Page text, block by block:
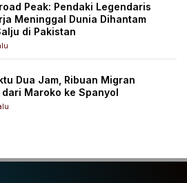
Peak: Pendaki Legendaris
Meninggal Dunia Dihantam
di Pakistan
Dua Jam, Ribuan Migran
dari Maroko ke Spanyol